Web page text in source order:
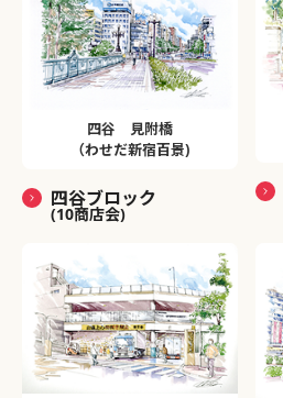
四谷 見附橋
（わせだ新宿百景)
四谷ブロック
(10商店会)